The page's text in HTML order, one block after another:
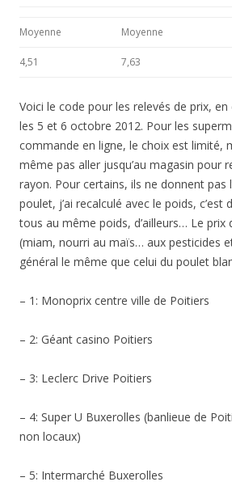
Moyenne Moyenne
4,51 7,63
Voici le code pour les relevés de prix,
les 5 et 6 octobre 2012. Pour les
commande en ligne, le choix est limité,
même pas aller jusqu’au magasin pour
rayon. Pour certains, ils ne donnent pas
poulet, j’ai recalculé avec le poids, c’est
tous au même poids, d’ailleurs… Le prix
(miam, nourri au maïs… aux pesticides
général le même que celui du poulet
– 1: Monoprix centre ville de Poitiers
– 2: Géant casino Poitiers
– 3: Leclerc Drive Poitiers
– 4: Super U Buxerolles (banlieue de
non locaux)
– 5: Intermarché Buxerolles